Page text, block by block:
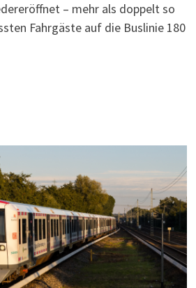
– mehr als doppelt so
Fahrgäste auf die Buslinie 180